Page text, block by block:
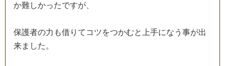
か難しかったですが
保護者の力 も借り て コ ツをつかむと 上手にな う 事が出
来ま した 。